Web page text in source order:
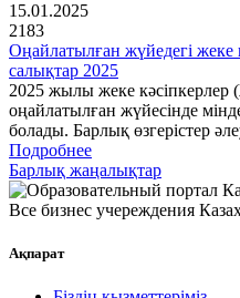
15.01.2025
2183
Оңайлатылған жүйедегі жеке
салықтар 2025
2025 жылы жеке
оңайлатылған жүйесінде
болады. Барлық өзгерістер
Подробнее
Барлық жаңалықтар
Все бизнес учереждения
Ақпарат